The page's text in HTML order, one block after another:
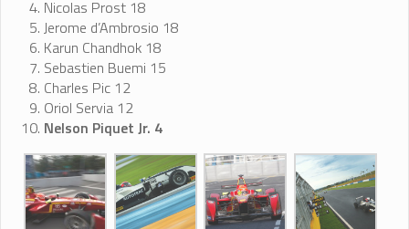
Nicolas Prost 18
Jerome d’Ambrosio 18
Karun Chandhok 18
Sebastien Buemi 15
Charles Pic 12
Oriol Servia 12
Nelson Piquet Jr. 4